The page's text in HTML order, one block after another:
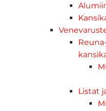
Listat